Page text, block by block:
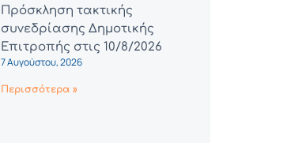
Πρόσκληση τακτικής
συνεδρίασης Δημοτικής
Επιτροπής στις 10/8/2026
7 Αυγούστου, 2026
Περισσότερα »